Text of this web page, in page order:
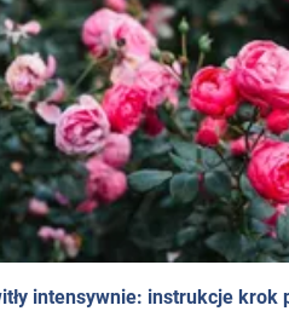
intensywnie: instrukcje krok